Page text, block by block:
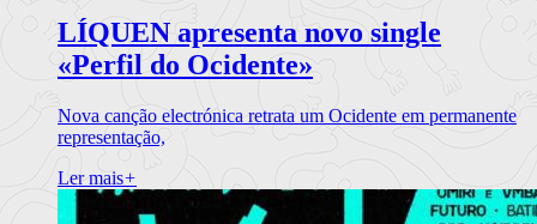
LÍQUEN apresenta novo single
«Perfil do Ocidente»
Nova canção electrónica retrata um Ocidente em permanente
representação,
Ler mais+